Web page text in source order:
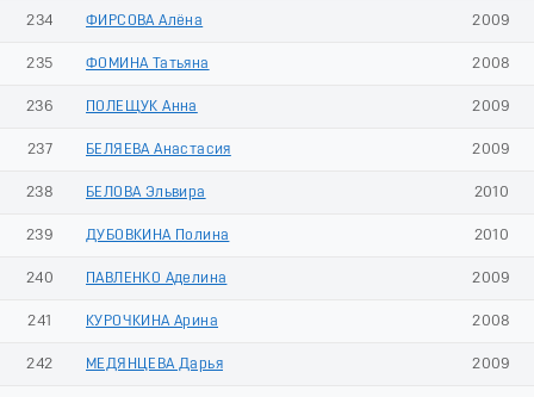
234 ФИРСОВА Алёна 2009
235 ФОМИНА Татьяна 2008
236 ПОЛЕЩУК Анна 2009
237 БЕЛЯЕВА Анастасия 2009
238 БЕЛОВА Эльвира 2010
239 ДУБОВКИНА Полина 2010
240 ПАВЛЕНКО Аделина 2009
241 КУРОЧКИНА Арина 2008
242 МЕДЯНЦЕВА Дарья 2009